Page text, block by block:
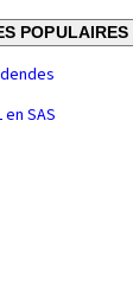
POPULAIRES
SAS